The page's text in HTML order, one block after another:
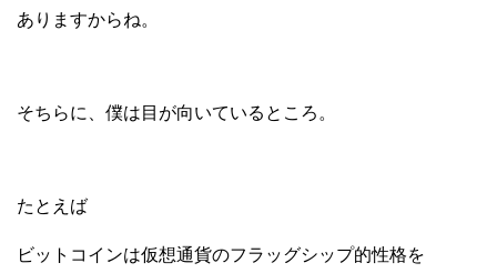
ありますからね。
そちらに、僕は目が向いているところ。
たとえば
ビットコインは仮想通貨のフラッグシップ的性格を